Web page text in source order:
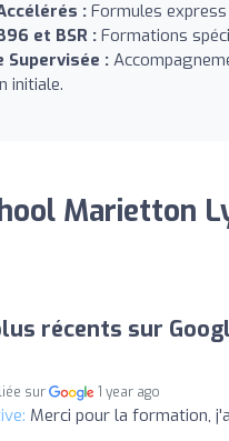
: Formules
et BSR :Formations
Supervisée :
initiale.
Marietton
récents sur
sur 1 year ago
Merci pour la formation,